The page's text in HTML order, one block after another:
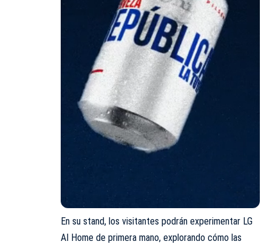
En su stand, los visitantes podrán experimentar LG
AI Home de primera mano, explorando cómo las